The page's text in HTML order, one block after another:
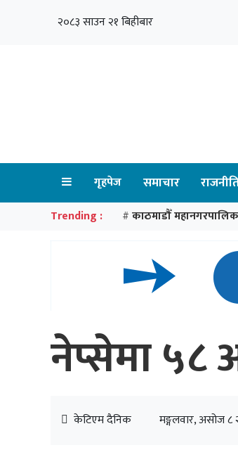
२०८३ साउन २१ बिहीबार
गृहपेज समाचार
Trending : # काठमाडौँ
नेप्सेमा ५८
केटिएम दैनिक मङ्गलवार, असोज ८